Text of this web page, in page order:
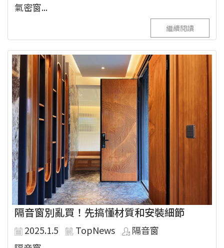
氣密窗...
繼續閱讀
隔音窗別亂買！先搞懂材質和安裝細節
2025.1.5 TopNews
隔音窗